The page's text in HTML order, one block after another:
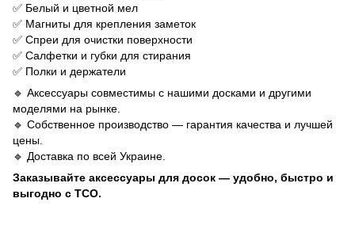
✅ Белый и цветной мел
✅ Магниты для крепления заметок
✅ Спреи для очистки поверхности
✅ Салфетки и губки для стирания
✅ Полки и держатели
🔹 Аксессуары совместимы с нашими досками и другими
моделями на рынке.
🔹 Собственное производство — гарантия качества и лучшей
цены.
🔹 Доставка по всей Украине.
Заказывайте аксессуары для досок — удобно, быстро и
выгодно с TCO.